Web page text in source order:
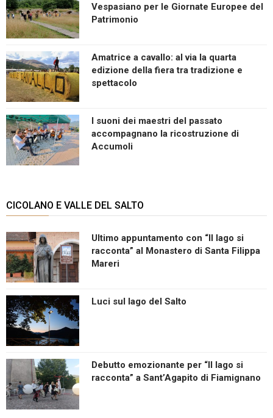
Vespasiano per le Giornate Europee del
Patrimonio
Amatrice a cavallo: al via la quarta
edizione della fiera tra tradizione e
spettacolo
I suoni dei maestri del passato
accompagnano la ricostruzione di
Accumoli
CICOLANO E VALLE DEL SALTO
Ultimo appuntamento con “Il lago si
racconta” al Monastero di Santa Filippa
Mareri
Luci sul lago del Salto
Debutto emozionante per “Il lago si
racconta” a Sant’Agapito di Fiamignano